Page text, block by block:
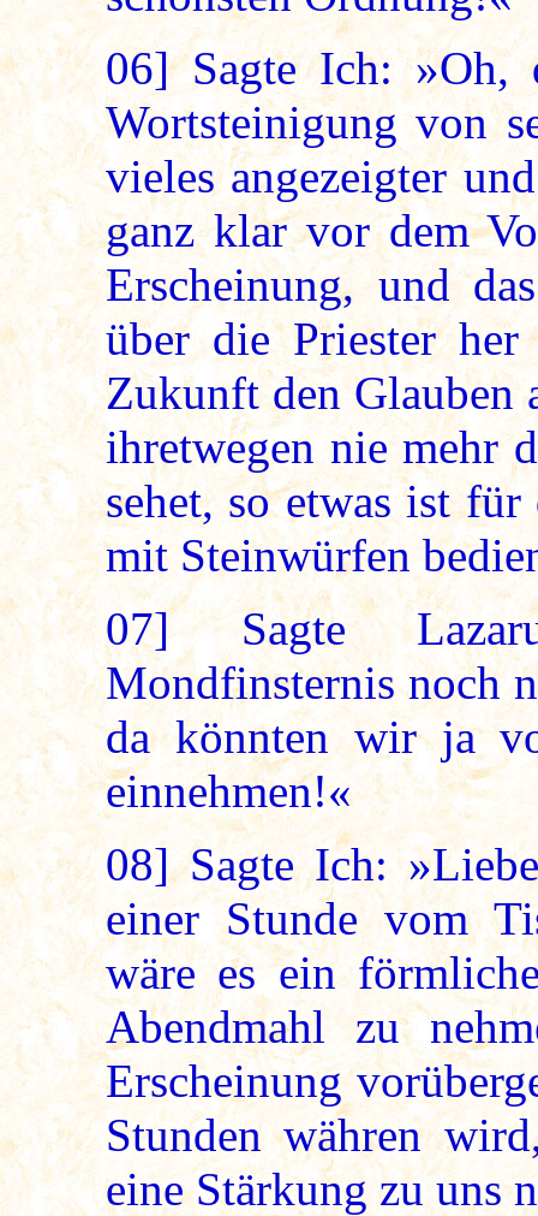
06]Sagte Ich: »Oh,
Wortsteinigung von
vieles angezeigter
ganz klar vor dem
Erscheinung, und
über die Priester
Zukunft den Glauben
ihretwegen nie mehr
sehet, so etwas ist
mit Steinwürfen
07]Sagte
Mondfinsternis noch
da könnten wir ja
einnehmen!«
08]Sagte Ich:
einer Stunde vom
wäre es ein
Abendmahl zu
Erscheinung
Stunden währen
eine Stärkung zu uns